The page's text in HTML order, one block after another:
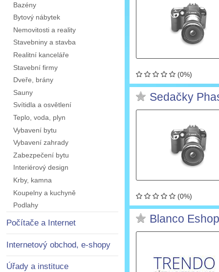
Bazény
Bytový nábytek
Nemovitosti a reality
Stavebniny a stavba
Realitní kanceláře
Stavební firmy
Dveře, brány
Sauny
Svítidla a osvětlení
Teplo, voda, plyn
Vybavení bytu
Vybavení zahrady
Zabezpečení bytu
Interiérový design
Krby, kamna
Koupelny a kuchyně
Podlahy
Počítače a Internet
Internetový obchod, e-shopy
Úřady a instituce
(0%)
Sedačky
(0%)
Blanco Eshop